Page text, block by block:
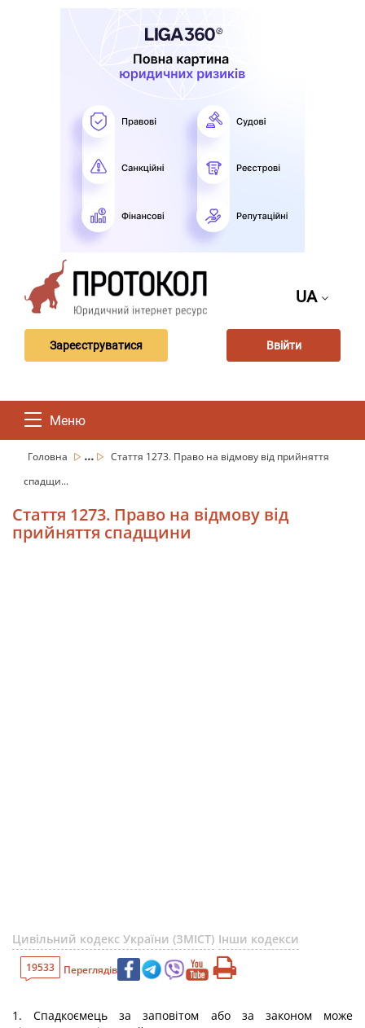
UA
Зареєструватися Ввійти
Меню
Головна ...
Стаття 1273. Право на відмову від прийняття
спадщи...
Стаття 1273. Право на відмову від
прийняття спадщини
Цивільний кодекс України (ЗМІСТ) Інши кодекси
19533 Переглядів
1. Спадкоємець за заповітом або за законом може